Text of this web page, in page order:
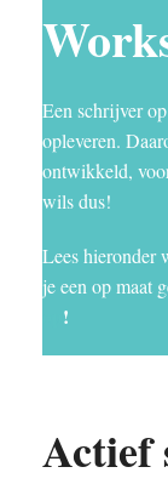
Een schrijver
opleveren.
ontwikkeld,
wils dus!
Lees hieronder
je een op maat
!
Actief